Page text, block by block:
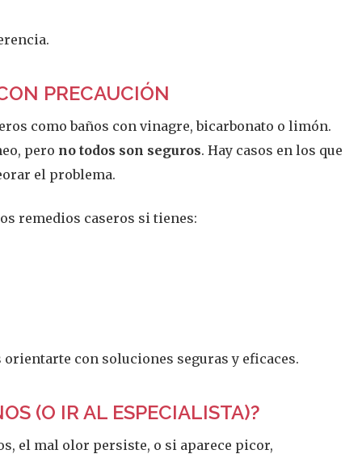
PRECAUCIÓN
como baños con vinagre, bicarbonato o limón.
pero no todos son seguros. Hay casos en los que
el problema.
remedios caseros si tienes:
con soluciones seguras y eficaces.
(O IR AL ESPECIALISTA)?
el mal olor persiste, o si aparece picor,